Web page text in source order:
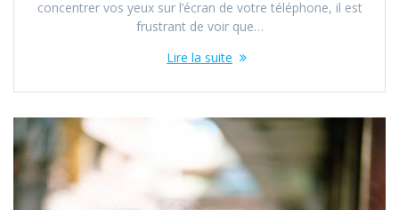
concentrer vos yeux sur l’écran de votre téléphone, il est
frustrant de voir que…
Lire la suite